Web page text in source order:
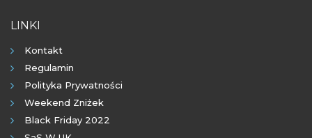
LINKI
Kontakt
Regulamin
Polityka Prywatności
Weekend Zniżek
Black Friday 2022